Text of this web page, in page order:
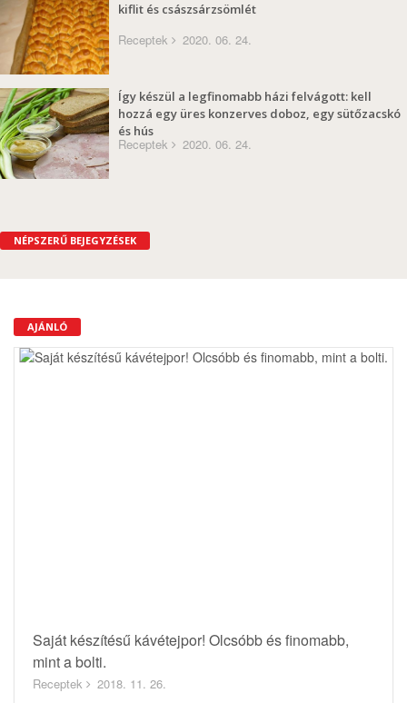
kiflit és császsárzsömlét
Receptek 2020. 06. 24.
Így készül a legfinomabb házi felvágott: kell
hozzá egy üres konzerves doboz, egy sütőzacskó
és hús
Receptek 2020. 06. 24.
NÉPSZERŰ BEJEGYZÉSEK
AJÁNLÓ
Saját készítésű kávétejpor! Olcsóbb és finomabb,
mint a bolti.
Receptek 2018. 11. 26.